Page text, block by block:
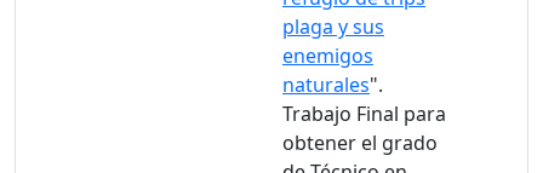
plaga y sus
enemigos
naturales".
Trabajo Final para
obtener el grado